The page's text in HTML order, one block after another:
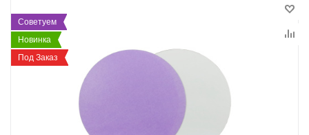
Советуем
Новинка
Под Заказ